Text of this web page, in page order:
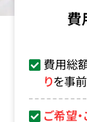
費
費用総
りを事
ご希望